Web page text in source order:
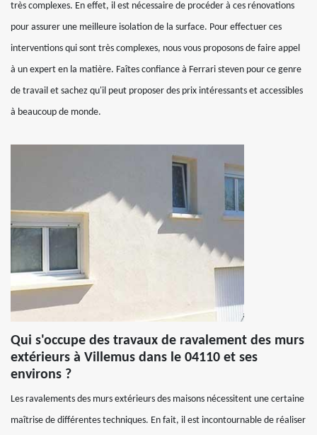
très complexes. En effet, il est nécessaire de procéder à ces rénovations
pour assurer une meilleure isolation de la surface. Pour effectuer ces
interventions qui sont très complexes, nous vous proposons de faire appel
à un expert en la matière. Faîtes confiance à Ferrari steven pour ce genre
de travail et sachez qu'il peut proposer des prix intéressants et accessibles
à beaucoup de monde.
Qui s'occupe des travaux de ravalement des murs
extérieurs à Villemus dans le 04110 et ses
environs ?
Les ravalements des murs extérieurs des maisons nécessitent une certaine
maîtrise de différentes techniques. En fait, il est incontournable de réaliser